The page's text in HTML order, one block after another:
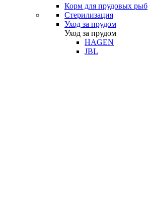
Корм для прудовых рыб
Стерилизация
Уход за прудом
Уход за прудом
HAGEN
JBL